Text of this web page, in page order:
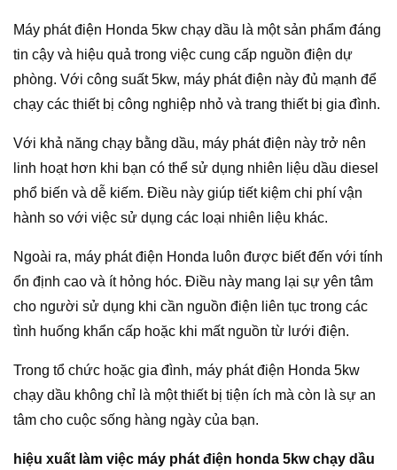
Máy phát điện Honda 5kw chạy dầu là một sản phẩm đáng
tin cậy và hiệu quả trong việc cung cấp nguồn điện dự
phòng. Với công suất 5kw, máy phát điện này đủ mạnh để
chạy các thiết bị công nghiệp nhỏ và trang thiết bị gia đình.
Với khả năng chạy bằng dầu, máy phát điện này trở nên
linh hoạt hơn khi bạn có thể sử dụng nhiên liệu dầu diesel
phổ biến và dễ kiếm. Điều này giúp tiết kiệm chi phí vận
hành so với việc sử dụng các loại nhiên liệu khác.
Ngoài ra, máy phát điện Honda luôn được biết đến với tính
ổn định cao và ít hỏng hóc. Điều này mang lại sự yên tâm
cho người sử dụng khi cần nguồn điện liên tục trong các
tình huống khẩn cấp hoặc khi mất nguồn từ lưới điện.
Trong tổ chức hoặc gia đình, máy phát điện Honda 5kw
chạy dầu không chỉ là một thiết bị tiện ích mà còn là sự an
tâm cho cuộc sống hàng ngày của bạn.
hiệu xuất làm việc máy phát điện honda 5kw chạy dầu